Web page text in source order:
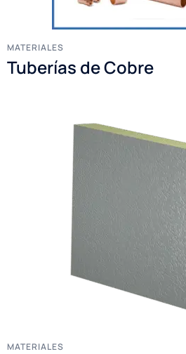
MATERIALES
Tuberías de Cobre
MATERIALES